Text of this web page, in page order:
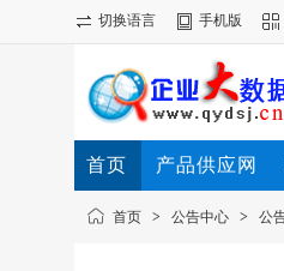
切换语言 手机版
首页 产品供应网
首页 > 公告中心 > 公